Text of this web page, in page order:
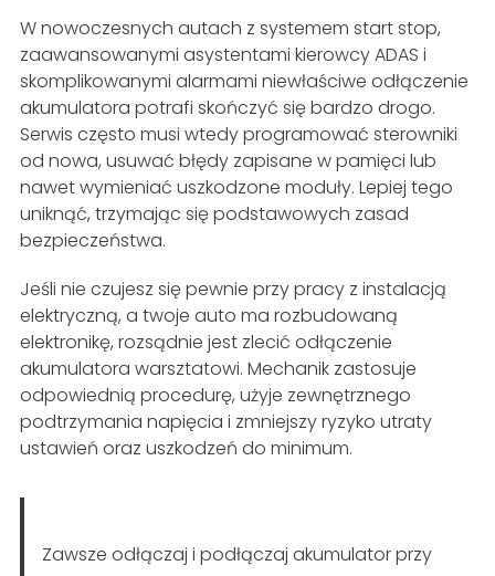
W nowoczesnych autach z systemem start stop,
zaawansowanymi asystentami kierowcy ADAS i
skomplikowanymi alarmami niewłaściwe odłączenie
akumulatora potrafi skończyć się bardzo drogo.
Serwis często musi wtedy programować sterowniki
od nowa, usuwać błędy zapisane w pamięci lub
nawet wymieniać uszkodzone moduły. Lepiej tego
uniknąć, trzymając się podstawowych zasad
bezpieczeństwa.
Jeśli nie czujesz się pewnie przy pracy z instalacją
elektryczną, a twoje auto ma rozbudowaną
elektronikę, rozsądnie jest zlecić odłączenie
akumulatora warsztatowi. Mechanik zastosuje
odpowiednią procedurę, użyje zewnętrznego
podtrzymania napięcia i zmniejszy ryzyko utraty
ustawień oraz uszkodzeń do minimum.
Zawsze odłączaj i podłączaj akumulator przy